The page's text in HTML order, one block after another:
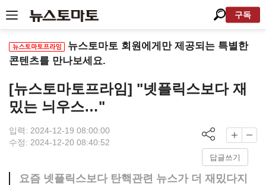
구독
뉴스토마토 회원에게만 제공되는 특별한
콘텐츠를 만나보세요.
[뉴스토마토프라임] "넷플릭스보다 재
밌는 늬우스…"
입력: 2024-12-19 08:00:00
수정: 2024-12-20 08:40:52
답글쓰기
요즘 넷플릭스보다 탄핵관련 뉴스가 더 재밌다지